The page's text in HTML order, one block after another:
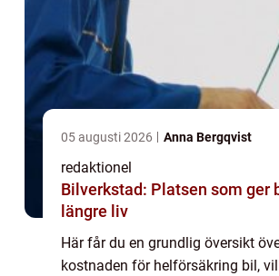
05 augusti 2026 Anna Bergqvist
redaktionel
Bilverkstad: Platsen som ger
längre liv
Här får du en grundlig översikt
kostnaden för helförsäkring bil,